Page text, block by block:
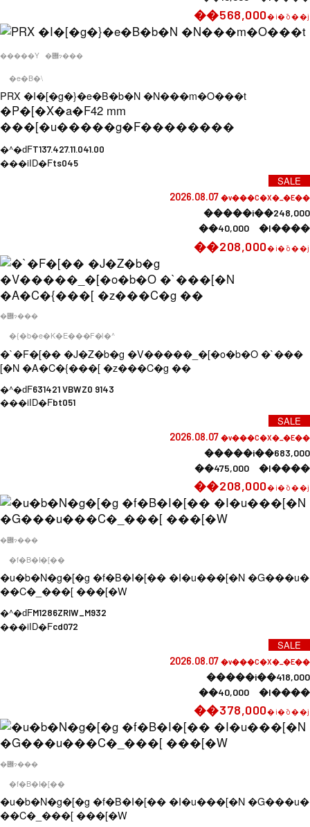
��568,000�i�ō��j
�����Y �݌ɂ���
�e�B�\
PRX �I�[�g�}�e�B�b�N �N���m�O���t
�P�[�X�a�F42 mm
���[�u�����g�F��������
�^�ԁFT137.427.11.041.00
���iID�Fts045
SALE
2026.08.07 �v���C�X�_�E��
�����i��248,000
��40,000 �l����
��208,000�i�ō��j
�݌ɂ���
�{�b�e�K�E���F�l�^
�`�F�[�� �J�Z�b�g �V�����_�[�o�b�O �`���
[�N �A�C�{���[ �z���C�g ��
�^�ԁF631421 VBWZ0 9143
���iID�Fbt051
SALE
2026.08.07 �v���C�X�_�E��
�����i��683,000
��475,000 �l����
��208,000�i�ō��j
�݌ɂ���
�f�B�I�[��
�u�b�N�g�[�g �f�B�I�[�� �I�u���[�N �G���u�
��C�_���[ ���[�W
�^�ԁFM1286ZRIW_M932
���iID�Fcd072
SALE
2026.08.07 �v���C�X�_�E��
�����i��418,000
��40,000 �l����
��378,000�i�ō��j
�݌ɂ���
�f�B�I�[��
�u�b�N�g�[�g �f�B�I�[�� �I�u���[�N �G���u�
��C�_���[ ���[�W